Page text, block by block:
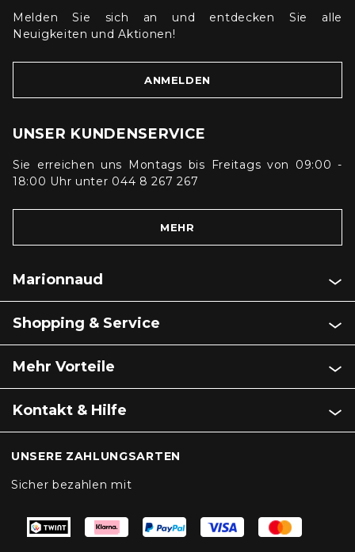
Melden Sie sich an und entdecken Sie alle
Neuigkeiten und Aktionen!
ANMELDEN
UNSER KUNDENSERVICE
Sie erreichen uns Montags bis Freitags von 09:00 -
18:00 Uhr unter 044 8 267 267
MEHR
Marionnaud
Shopping & Service
Mehr Vorteile
Kontakt & Hilfe
UNSERE ZAHLUNGSARTEN
Sicher bezahlen mit